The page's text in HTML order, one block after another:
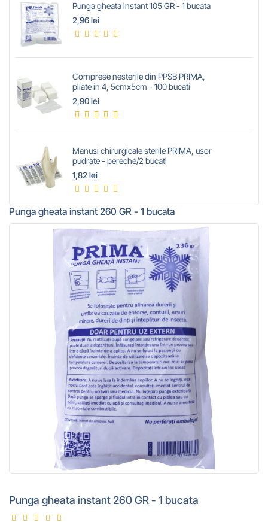
Punga gheata instant 105 GR - 1 bucata
2,96 lei
Comprese nesterile din PPSB PRIMA,
pliate in 4, 5cmx5cm - 100 bucati
2,90 lei
Manusi chirurgicale sterile PRIMA, usor
pudrate - pereche/2 bucati
1,82 lei
Punga gheata instant 260 GR - 1 bucata
Punga gheata instant 260 GR - 1 bucata